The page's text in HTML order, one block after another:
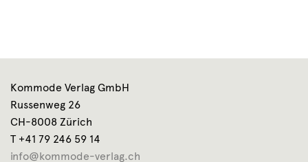
Kommode Verlag GmbH
Russenweg 26
CH-8008 Zürich
T +41 79 246 59 14
info@kommode-verlag.ch